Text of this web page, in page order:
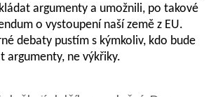
argumenty a umožnili, po takové
o vystoupení naší země z EU.
debaty pustím s kýmkoliv, kdo bude
argumenty, ne výkřiky.